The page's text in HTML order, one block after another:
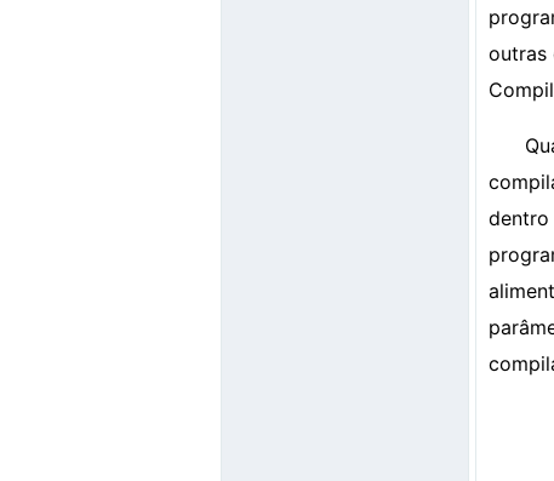
outras